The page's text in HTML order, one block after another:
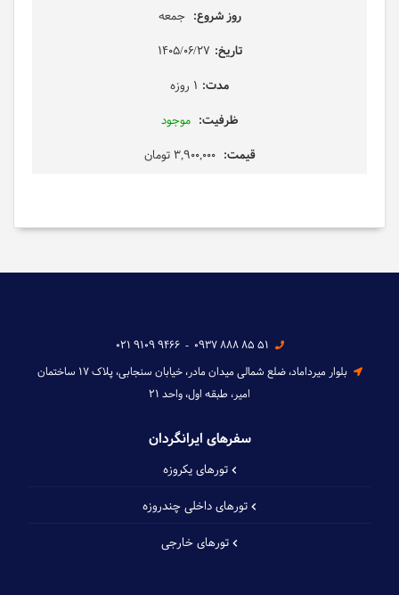
جمعه
1405/06/27
1 روزه
موجود
3,900,000 تومان
0937 888 85 51
-
021 9109 9466
بلوار میرداماد، ضلع شمالی میدان مادر، خیابان سنجابی، پلاک ۱۷ ساختمان
امیر، طبقه اول، واحد ۲۱
سفرهای ایرانگردان
تورهای یکروزه
تورهای داخلی چند‌روزه
تورهای خارجی